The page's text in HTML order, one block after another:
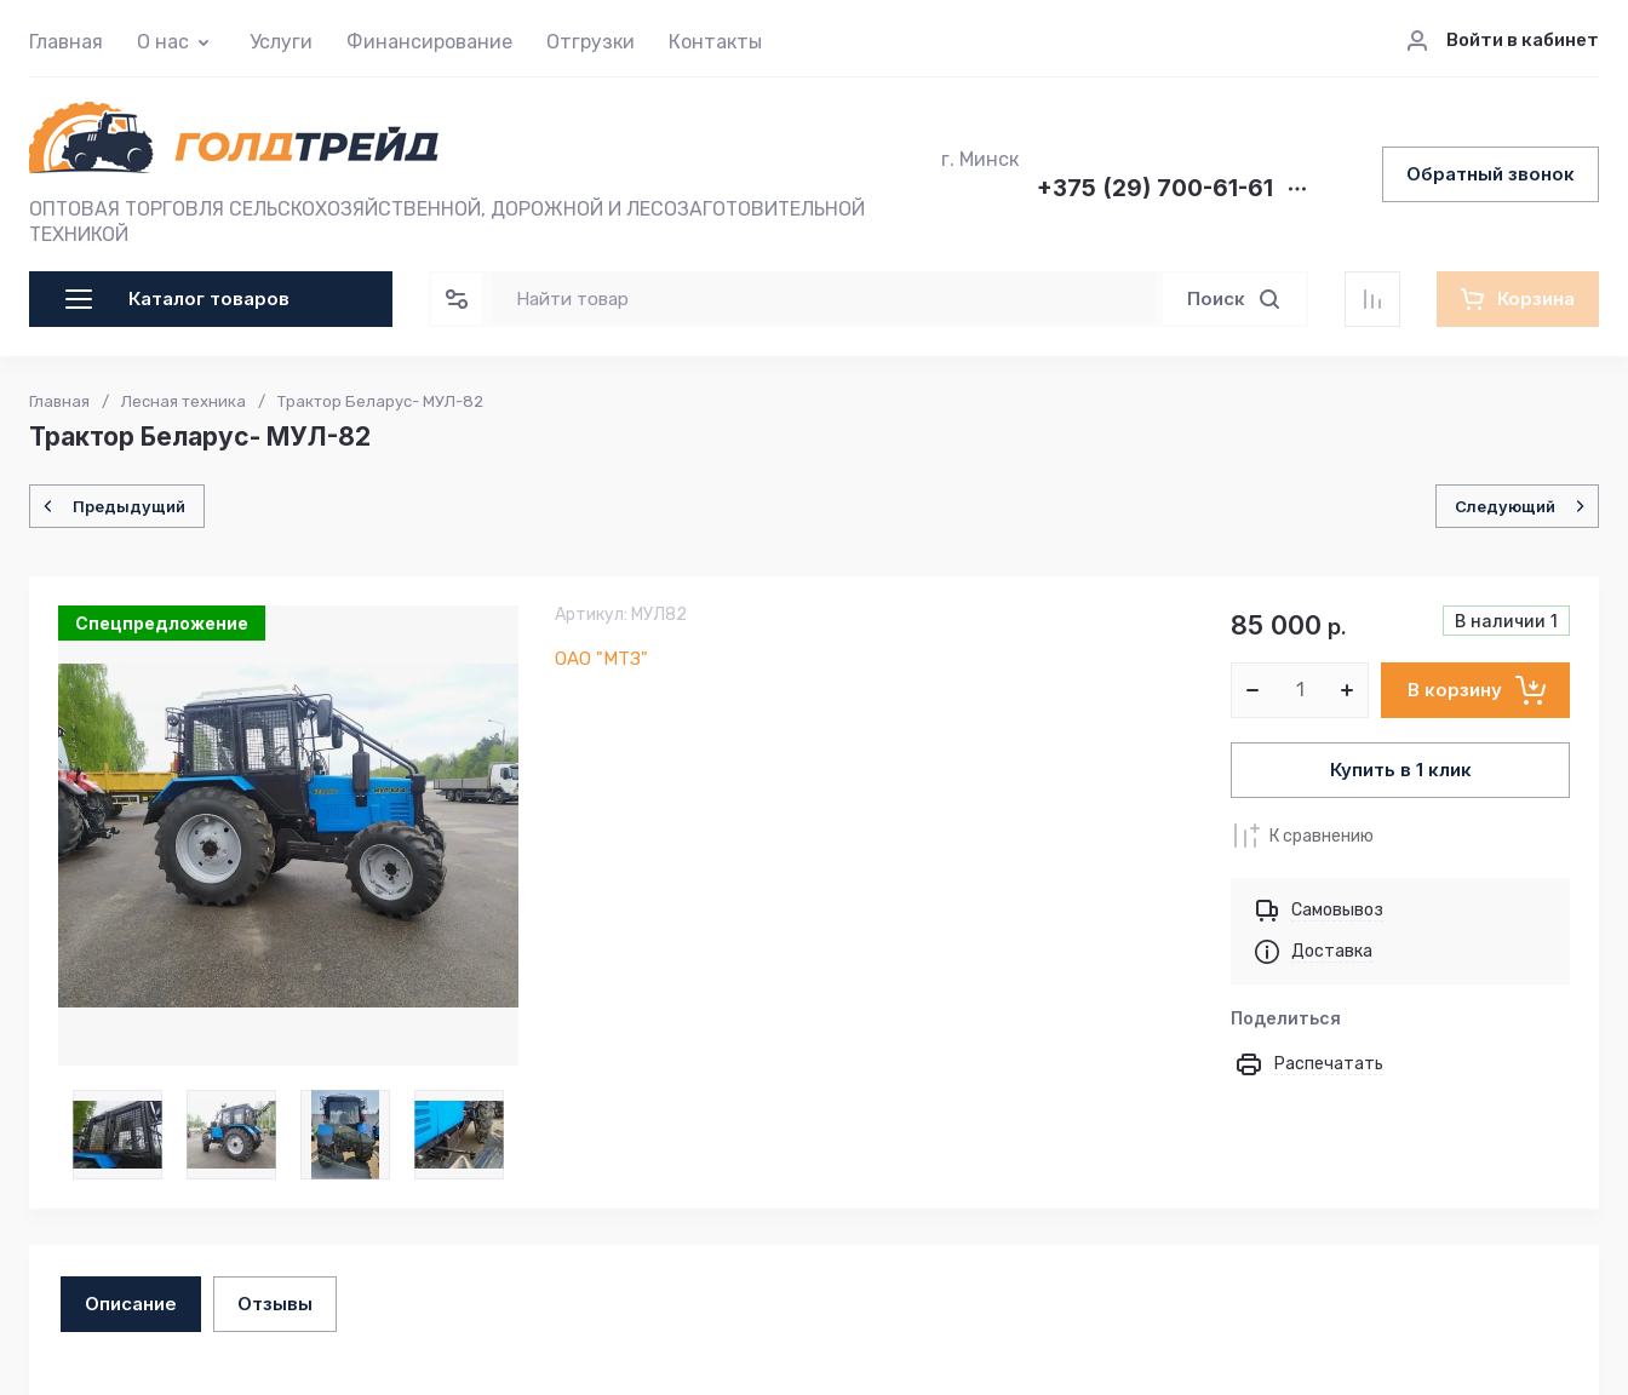
Главная О нас Услуги Финансирование Отгрузки Контакты Войти в кабинет
ОПТОВАЯ ТОРГОВЛЯ СЕЛЬСКОХОЗЯЙСТВЕННОЙ, ДОРОЖНОЙ И ЛЕСОЗАГОТОВИТЕЛЬНОЙ
ТЕХНИКОЙ
г. Минск
+375 (29) 700-61-61
Обратный звонок
Каталог товаров Поиск Корзина
Главная / Лесная техника / Трактор Беларус- МУЛ-82
Трактор Беларус- МУЛ-82
Предыдущий Следующий
Спецпредложение Артикул: МУЛ82
ОАО "МТЗ"
В наличии 1
85 000 р.
В корзину
Купить в 1 клик
К сравнению
Самовывоз
Доставка
Поделиться
Распечатать
Описание Отзывы